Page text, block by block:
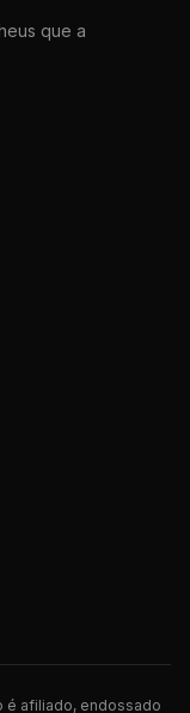
que a
é afiliado, endossado